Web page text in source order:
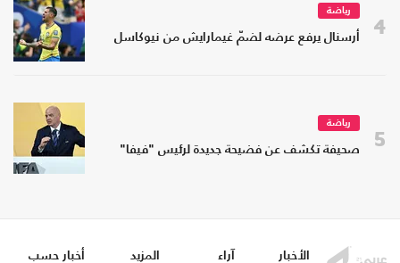
4
رياضة
أرسنال يرفع عرضه لضمّ غيمارايش من نيوكاسل
5
رياضة
صحيفة تكشف عن فضيحة جديدة لرئيس "فيفا"
الأخبار آراء المزيد
أخبار حسب